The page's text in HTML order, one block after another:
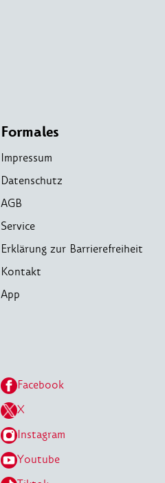
Formales
Impressum
Datenschutz
AGB
Service
Erklärung zur Barrierefreiheit
Kontakt
App
Facebook
X
Instagram
Youtube